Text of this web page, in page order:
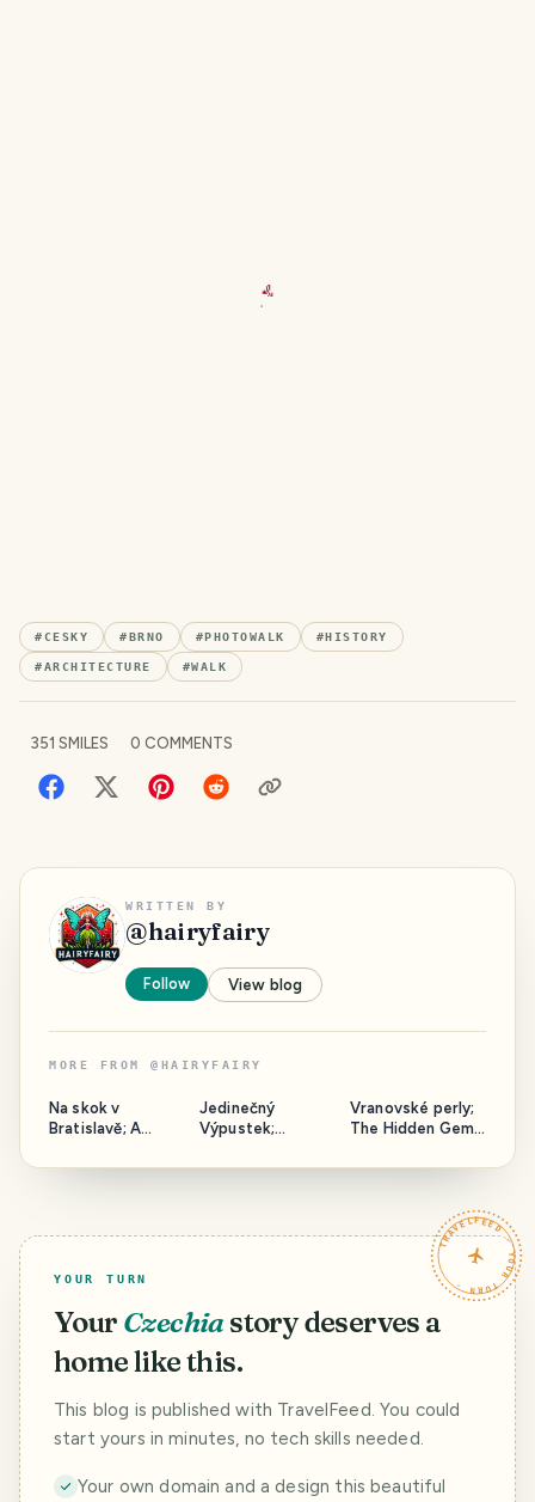
#CESKY #BRNO #PHOTOWALK #HISTORY
#ARCHITECTURE #WALK
351 SMILES 0 COMMENTS
WRITTEN BY
@hairyfairy
Follow View blog
MORE FROM @ HAIRYFAIRY
Na skok v
Bratislavě; A
Bratislava
Jedinečný
Výpustek;
Unique Cave
Vranovské perly;
The Hidden Gems
TRAVELFEED · YOUR TURN ·
YOUR TURN
Your Czechia story deserves a
home like this.
This blog is published with TravelFeed. You could
start yours in minutes, no tech skills needed.
Your own domain and a design this beautiful